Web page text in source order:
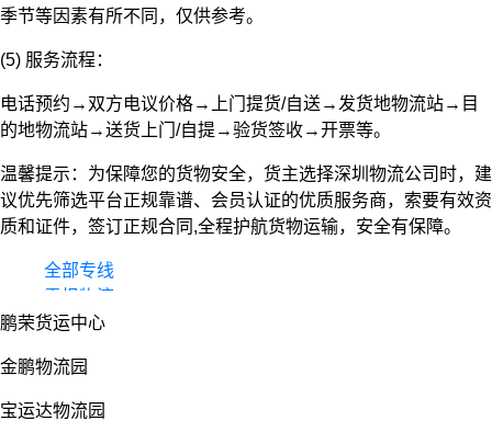
季节等因素有所不同，仅供参考。
(5) 服务流程：
电话预约→双方电议价格→上门提货/自送→发货地物流站→目
的地物流站→送货上门/自提→验货签收→开票等。
温馨提示：为保障您的货物安全，货主选择深圳物流公司时，建
议优先筛选平台正规靠谱、会员认证的优质服务商，索要有效资
质和证件，签订正规合同,全程护航货物运输，安全有保障。
全部专线
零担物流
整车货运
鹏荣货运中心
金鹏物流园
宝运达物流园